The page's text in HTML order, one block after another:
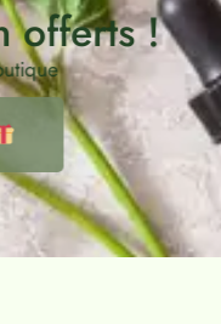
offerts !
boutique